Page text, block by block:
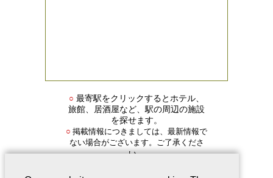
○ 最寄駅をクリックするとホテル、
旅館、居酒屋など、駅の周辺の施設
を探せます。
○ 掲載情報につきましては、最新情報で
ない場合がございます。ご了承くださ
い。